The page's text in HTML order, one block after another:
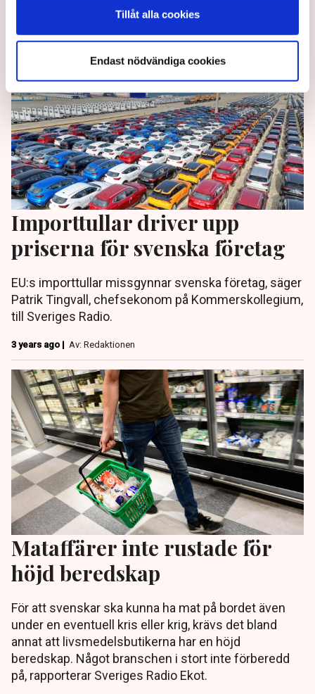
Tillåt alla cookies
Endast nödvändiga cookies
Av: Stina Bengtsson
Importtullar driver upp
priserna för svenska företag
EU:s importtullar missgynnar svenska företag, säger
Patrik Tingvall, chefsekonom på Kommerskollegium,
till Sveriges Radio.
3 years ago | Av: Redaktionen
Mataffärer inte rustade för
höjd beredskap
För att svenskar ska kunna ha mat på bordet även
under en eventuell kris eller krig, krävs det bland
annat att livsmedelsbutikerna har en höjd
beredskap. Något branschen i stort inte förberedd
på, rapporterar Sveriges Radio Ekot.